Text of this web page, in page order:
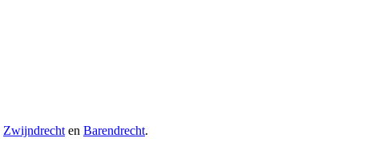
Zwijndrecht en Barendrecht.